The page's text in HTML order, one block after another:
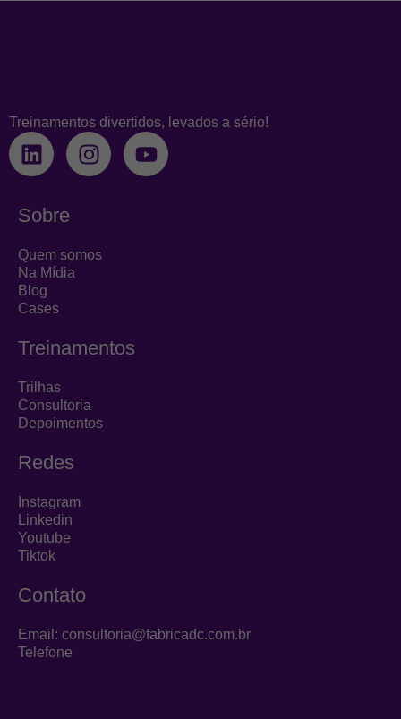
Treinamentos divertidos, levados a sério!
L
i
n
k
e
d
i
n
I
n
s
g
Y
o
u
Sobre
Quem somos
Na Mídia
Blog
Cases
Treinamentos
Trilhas
Consultoria
Depoimentos
Redes
Instagram
Linkedin
Youtube
Tiktok
Contato
Email: consultoria@fabricadc.com.br
Telefone